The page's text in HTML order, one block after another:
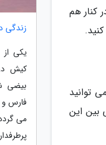
کنار هم
توانید
بین این
زندگی
یکی از
کیش
بیضی
فارس و
می